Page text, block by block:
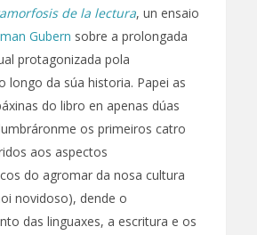
de la lectura, un ensaio
Gubern sobre a prolongada
protagonizada pola
longo da súa historia. Papei as
do libro en apenas dúas
os primeiros catro
aos aspectos
do agromar da nosa cultura
novidoso), dende o
das linguaxes, a escritura e os